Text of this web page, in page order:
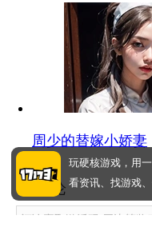
周少的替嫁小娇妻
0 条评论
评论赢取激活码/周边等奖
玩硬核游戏，用
看资讯、找游戏